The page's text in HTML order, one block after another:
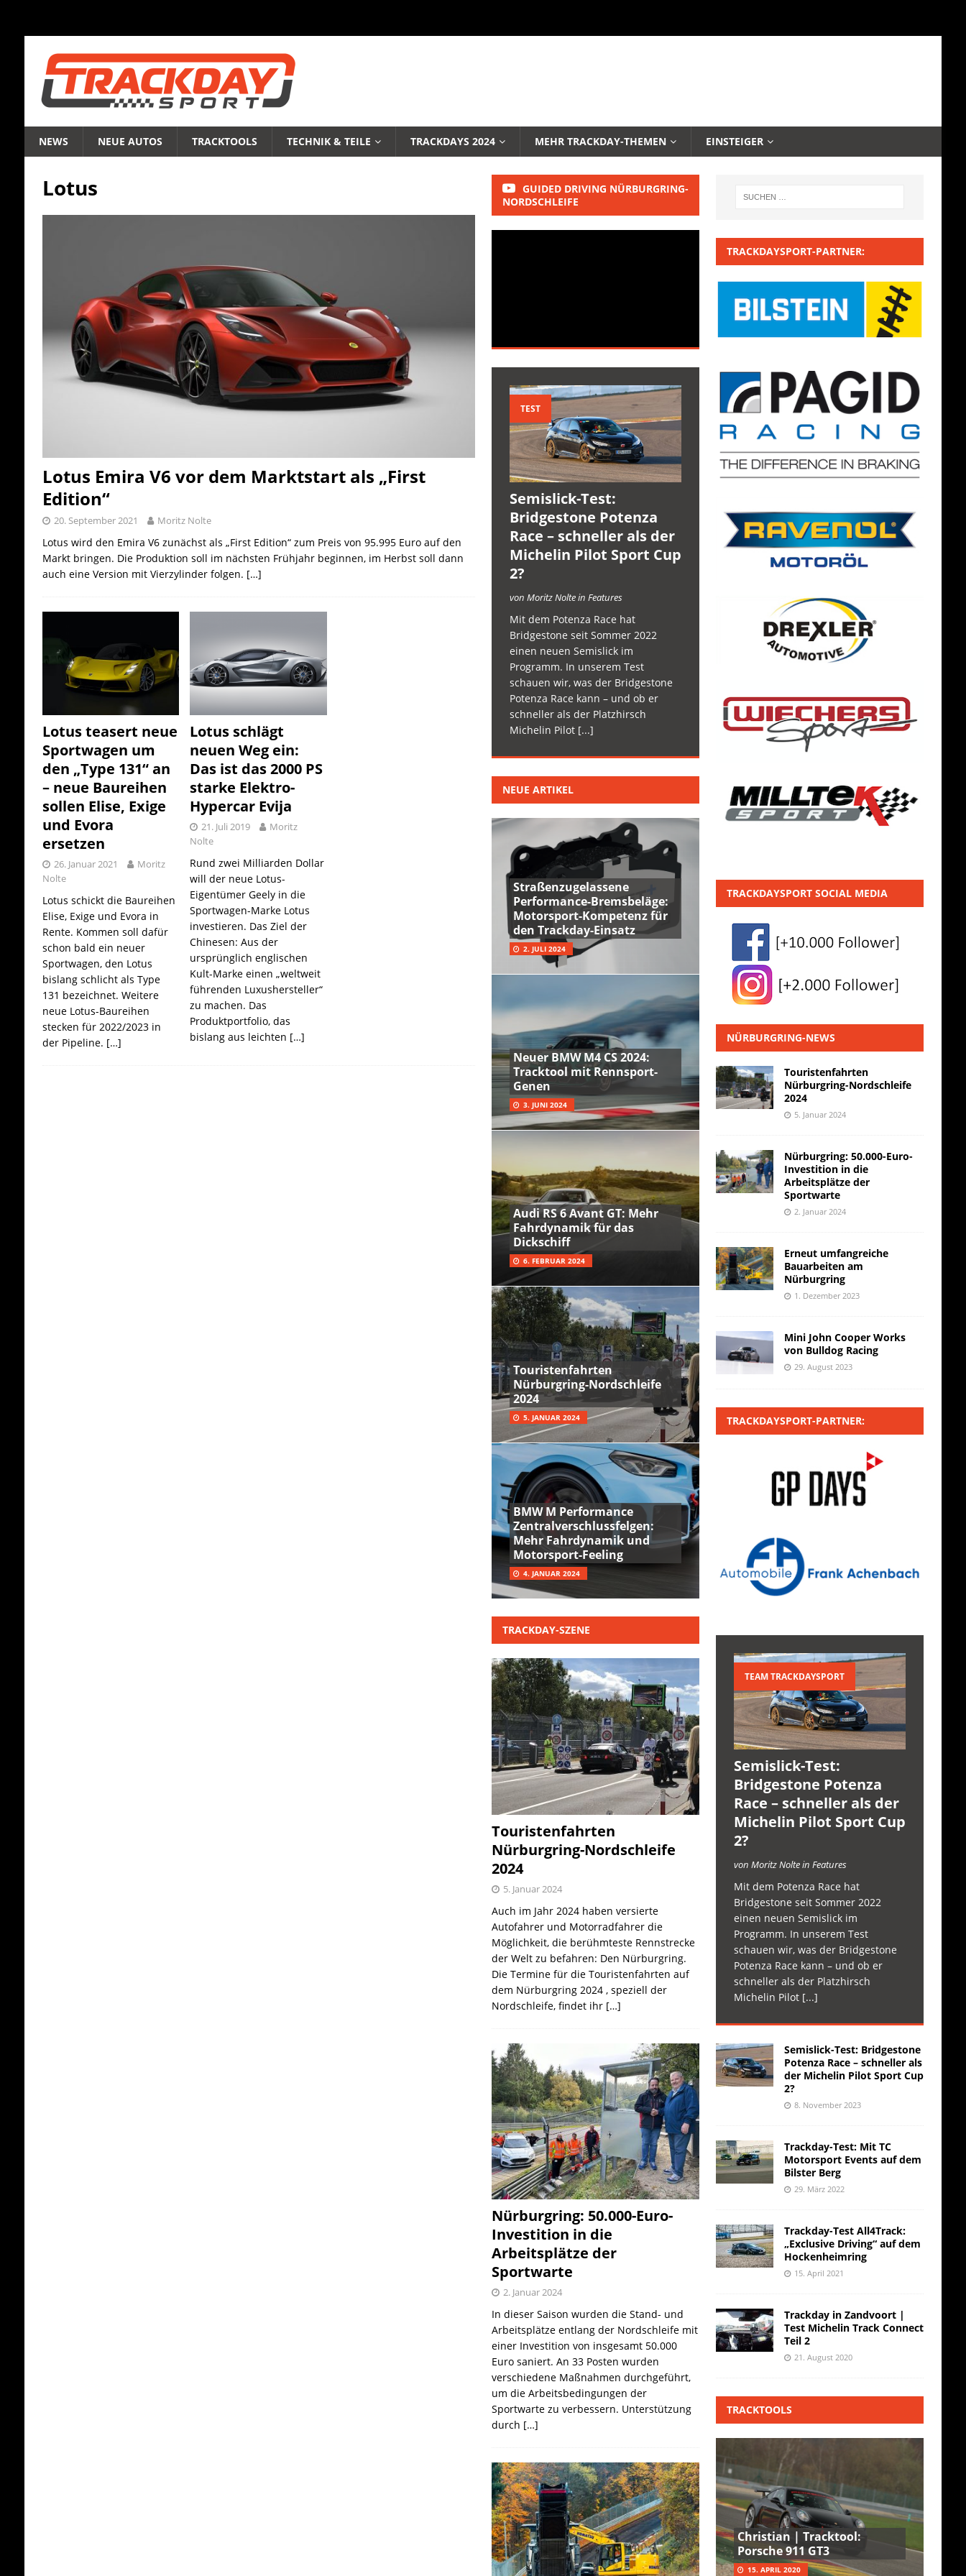
NEWS NEUE AUTOS TRACKTOOLS TECHNIK & TEILE TRACKDAYS 2024 MEHR TRACKDAY-THEMEN EINSTEIGER
Lotus
Lotus Emira V6 vor dem Marktstart als „First
Edition“
20. September 2021 Moritz Nolte
Lotus wird den Emira V6 zunächst als „First Edition“ zum Preis von 95.995 Euro auf den
Markt bringen. Die Produktion soll im nächsten Frühjahr beginnen, im Herbst soll dann
auch eine Version mit Vierzylinder folgen. […]
Lotus teasert neue
Sportwagen um
den „Type 131“ an
– neue Baureihen
sollen Elise, Exige
und Evora
ersetzen
26. Januar 2021
Moritz
Nolte
Lotus schickt die Baureihen
Elise, Exige und Evora in
Rente. Kommen soll dafür
schon bald ein neuer
Sportwagen, den Lotus
bislang schlicht als Type
131 bezeichnet. Weitere
neue Lotus-Baureihen
stecken für 2022/2023 in
der Pipeline. […]
Lotus schlägt
neuen Weg ein:
Das ist das 2000 PS
starke Elektro-
Hypercar Evija
21. Juli 2019
Moritz
Nolte
Rund zwei Milliarden Dollar
will der neue Lotus-
Eigentümer Geely in die
Sportwagen-Marke Lotus
investieren. Das Ziel der
Chinesen: Aus der
ursprünglich englischen
Kult-Marke einen „weltweit
führenden Luxushersteller“
zu machen. Das
Produktportfolio, das
bislang aus leichten […]
GUIDED DRIVING NÜRBURGRING-
NORDSCHLEIFE
TEST
Semislick-Test:
Bridgestone Potenza
Race – schneller als der
Michelin Pilot Sport Cup
2?
von Moritz Nolte in Features
Mit dem Potenza Race hat
Bridgestone seit Sommer 2022
einen neuen Semislick im
Programm. In unserem Test
schauen wir, was der Bridgestone
Potenza Race kann – und ob er
schneller als der Platzhirsch
Michelin Pilot [...]
NEUE ARTIKEL
Straßenzugelassene
Performance-Bremsbeläge:
Motorsport-Kompetenz für
den Trackday-Einsatz
2. JULI 2024
Neuer BMW M4 CS 2024:
Tracktool mit Rennsport-
Genen
3. JUNI 2024
Audi RS 6 Avant GT: Mehr
Fahrdynamik für das
Dickschiff
6. FEBRUAR 2024
Touristenfahrten
Nürburgring-Nordschleife
2024
5. JANUAR 2024
BMW M Performance
Zentralverschlussfelgen:
Mehr Fahrdynamik und
Motorsport-Feeling
4. JANUAR 2024
TRACKDAY-SZENE
Touristenfahrten
Nürburgring-Nordschleife
2024
5. Januar 2024
Auch im Jahr 2024 haben versierte
Autofahrer und Motorradfahrer die
Möglichkeit, die berühmteste Rennstrecke
der Welt zu befahren: Den Nürburgring.
Die Termine für die Touristenfahrten auf
dem Nürburgring 2024 , speziell der
Nordschleife, findet ihr […]
Nürburgring: 50.000-Euro-
Investition in die
Arbeitsplätze der
Sportwarte
2. Januar 2024
In dieser Saison wurden die Stand- und
Arbeitsplätze entlang der Nordschleife mit
einer Investition von insgesamt 50.000
Euro saniert. An 33 Posten wurden
verschiedene Maßnahmen durchgeführt,
um die Arbeitsbedingungen der
Sportwarte zu verbessern. Unterstützung
durch […]
TRACKDAYSPORT-PARTNER:
TRACKDAYSPORT SOCIAL MEDIA
NÜRBURGRING-NEWS
Touristenfahrten
Nürburgring-Nordschleife
2024
5. Januar 2024
Nürburgring: 50.000-Euro-
Investition in die
Arbeitsplätze der
Sportwarte
2. Januar 2024
Erneut umfangreiche
Bauarbeiten am
Nürburgring
1. Dezember 2023
Mini John Cooper Works
von Bulldog Racing
29. August 2023
TRACKDAYSPORT-PARTNER:
TEAM TRACKDAYSPORT
Semislick-Test:
Bridgestone Potenza
Race – schneller als der
Michelin Pilot Sport Cup
2?
von Moritz Nolte in Features
Mit dem Potenza Race hat
Bridgestone seit Sommer 2022
einen neuen Semislick im
Programm. In unserem Test
schauen wir, was der Bridgestone
Potenza Race kann – und ob er
schneller als der Platzhirsch
Michelin Pilot [...]
Semislick-Test: Bridgestone
Potenza Race – schneller als
der Michelin Pilot Sport Cup
2?
8. November 2023
Trackday-Test: Mit TC
Motorsport Events auf dem
Bilster Berg
29. März 2022
Trackday-Test All4Track:
„Exclusive Driving“ auf dem
Hockenheimring
15. April 2021
Trackday in Zandvoort |
Test Michelin Track Connect
Teil 2
21. August 2020
TRACKTOOLS
Christian | Tracktool:
Porsche 911 GT3
15. APRIL 2020